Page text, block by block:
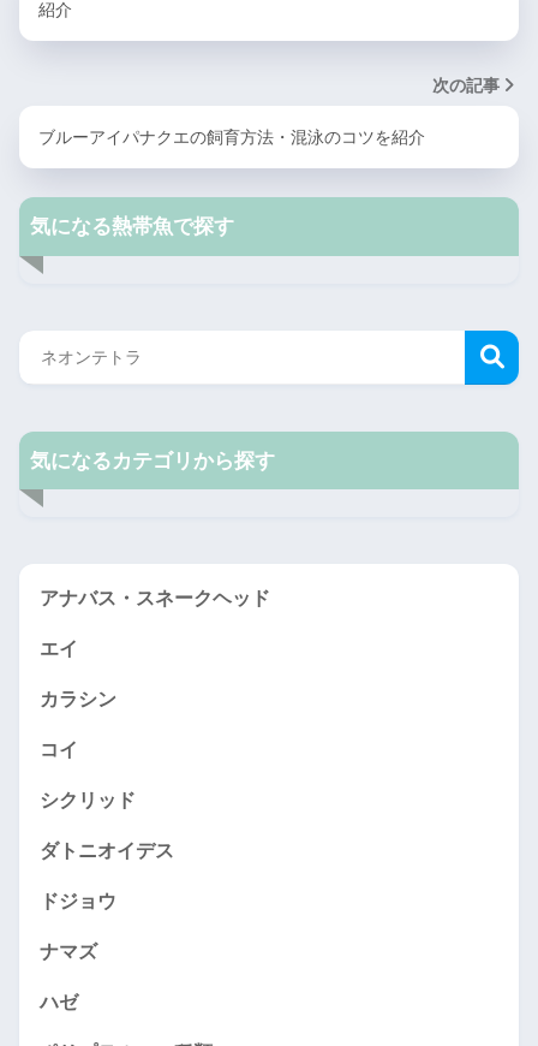
紹介
次の記事
ブルーアイパナクエの飼育方法・混泳のコツを紹介
気になる熱帯魚で探す
気になるカテゴリから探す
アナバス・スネークヘッド
エイ
カラシン
コイ
シクリッド
ダトニオイデス
ドジョウ
ナマズ
ハゼ